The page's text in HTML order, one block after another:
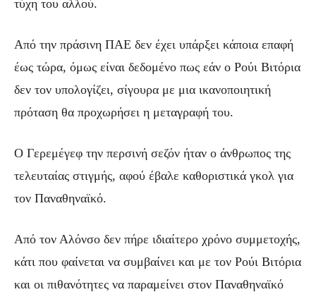
τύχη του αλλού.
Από την πράσινη ΠΑΕ δεν έχει υπάρξει κάποια επαφή
έως τώρα, όμως είναι δεδομένο πως εάν ο Ρούι Βιτόρια
δεν τον υπολογίζει, σίγουρα με μια ικανοποιητική
πρόταση θα προχωρήσει η μεταγραφή του.
Ο Γερεμέγεφ την περσινή σεζόν ήταν ο άνθρωπος της
τελευταίας στιγμής, αφού έβαλε καθοριστικά γκολ για
τον Παναθηναϊκό.
Από τον Αλόνσο δεν πήρε ιδιαίτερο χρόνο συμμετοχής,
κάτι που φαίνεται να συμβαίνει και με τον Ρούι Βιτόρια
και οι πιθανότητες να παραμείνει στον Παναθηναϊκό